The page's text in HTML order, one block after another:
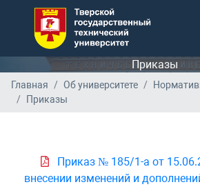
Приказы
Главная Об университете
Приказы
Приказ № 185/1-а от
внесении изменений и